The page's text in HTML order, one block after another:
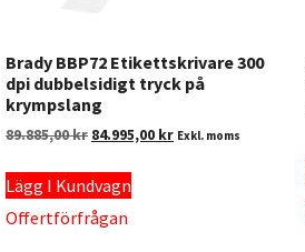
Brady BBP72 Etikettskrivare 300
dpi dubbelsidigt tryck på
krympslang
89.885,00kr 84.995,00 kr Exkl. moms
Lägg I Kundvagn
Offertförfrågan